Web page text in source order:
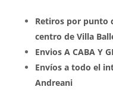
Retiros por punto
centro de Villa
Envios A CABA Y
Envíos a todo el
Andreani